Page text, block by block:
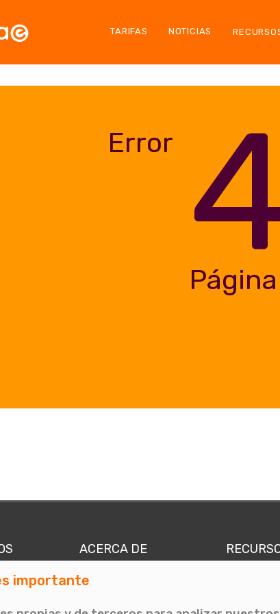
TARIFAS NOTICIAS
Error
ACERCA DE
Quiénes somos
importante